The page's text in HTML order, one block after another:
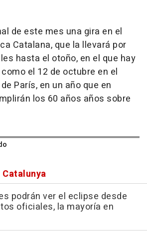
de este mes una gira en el
Catalana, que la llevará por
hasta el otoño, en el que hay
el 12 de octubre en el
París, en un año que en
los 60 años años sobre
podrán ver el eclipse desde
oficiales, la mayoría en